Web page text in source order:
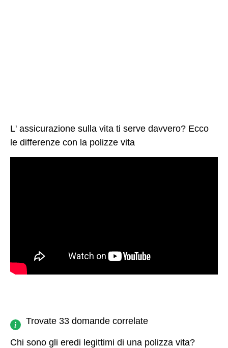
L' assicurazione sulla vita ti serve davvero? Ecco
le differenze con la polizze vita
Trovate 33 domande correlate
Chi sono gli eredi legittimi di una polizza vita?